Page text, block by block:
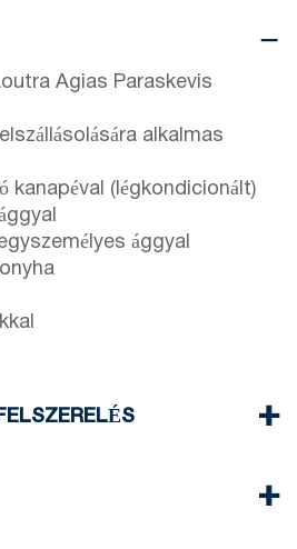
Agias Paraskevis
alkalmas
kanapéval (légkondicionált)
ággyal